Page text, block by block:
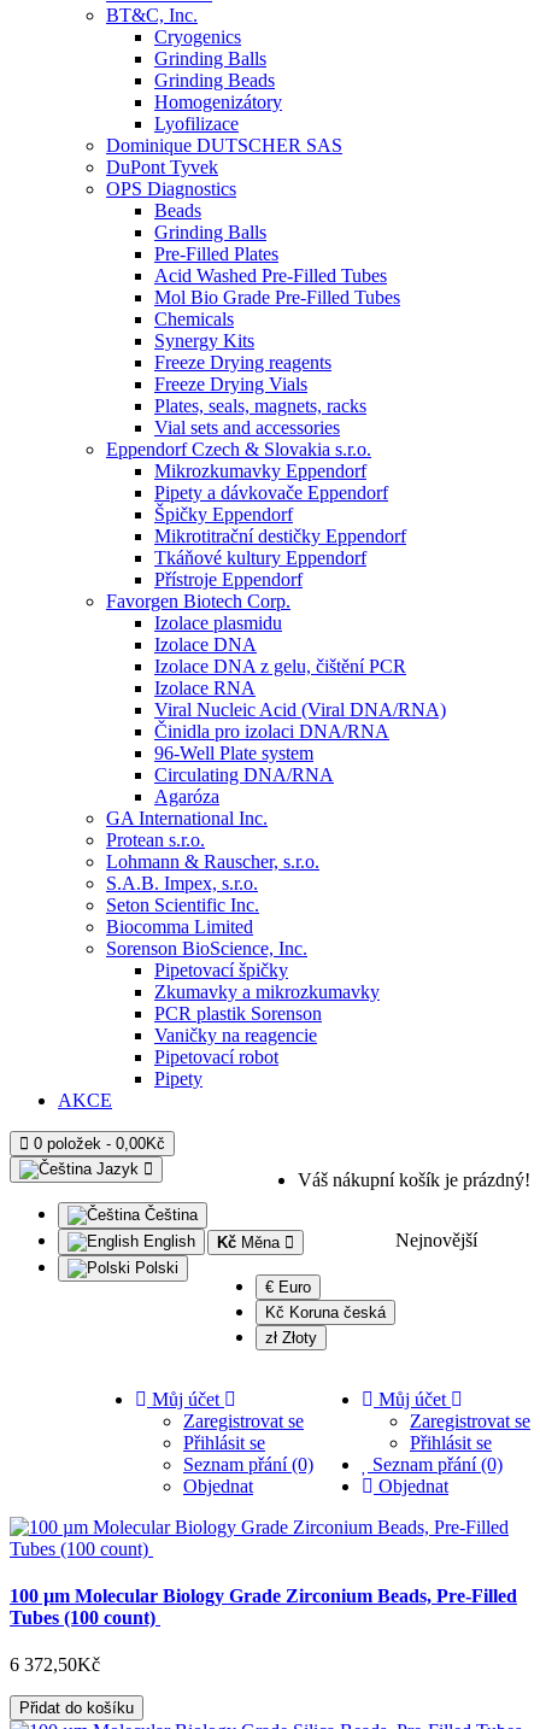
BT&C, Inc.
Cryogenics
Grinding Balls
Grinding Beads
Homogenizátory
Lyofilizace
Dominique DUTSCHER SAS
DuPont Tyvek
OPS Diagnostics
Beads
Grinding Balls
Pre-Filled Plates
Acid Washed Pre-Filled Tubes
Mol Bio Grade Pre-Filled Tubes
Chemicals
Synergy Kits
Freeze Drying reagents
Freeze Drying Vials
Plates, seals, magnets, racks
Vial sets and accessories
Eppendorf Czech & Slovakia s.r.o.
Mikrozkumavky Eppendorf
Pipety a dávkovače Eppendorf
Špičky Eppendorf
Mikrotitrační destičky Eppendorf
Tkáňové kultury Eppendorf
Přístroje Eppendorf
Favorgen Biotech Corp.
Izolace plasmidu
Izolace DNA
Izolace DNA z gelu, čištění PCR
Izolace RNA
Viral Nucleic Acid (Viral DNA/RNA)
Činidla pro izolaci DNA/RNA
96-Well Plate system
Circulating DNA/RNA
Agaróza
GA International Inc.
Protean s.r.o.
Lohmann & Rauscher, s.r.o.
S.A.B. Impex, s.r.o.
Seton Scientific Inc.
Biocomma Limited
Sorenson BioScience, Inc.
Pipetovací špičky
Zkumavky a mikrozkumavky
PCR plastik Sorenson
Vaničky na reagencie
Pipetovací robot
Pipety
AKCE
0 položek - 0,00Kč
Váš nákupní košík je prázdný!
Jazyk
Čeština
English
Polski
Kč Měna
€ Euro
Kč Koruna česká
zł Złoty
Můj účet
Zaregistrovat se
Přihlásit se
Seznam přání (0)
Objednat
Můj účet
Zaregistrovat se
Přihlásit se
Seznam přání (0)
Objednat
Nejnovější
100 µm Molecular Biology Grade Zirconium Beads, Pre-Filled
Tubes (100 count)
6 372,50Kč
Přidat do košíku